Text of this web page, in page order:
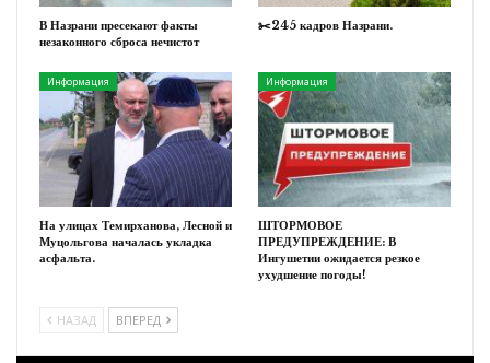
В Назрани пресекают факты
незаконного сброса нечистот
✂️245 кадров Назрани.
Информация
На улицах Темирханова, Лесной и
Муцольгова началась укладка
асфальта.
Информация
ШТОРМОВОЕ
ПРЕДУПРЕЖДЕНИЕ: В
Ингушетии ожидается резкое
ухудшение погоды!
НАЗАД ВПЕРЕД